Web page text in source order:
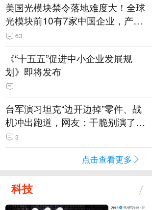
美国光模块禁令落地难度大！全球
光模块前10有7家中国企业，产业
界人士：想“脱钩”并不容易
63
《“十五五”促进中小企业发展规
划》即将发布
台军演习坦克“边开边掉”零件、战
机冲出跑道，网友：干脆别演了，
没有一次没有笑话发生
3
点击查看更多
科技